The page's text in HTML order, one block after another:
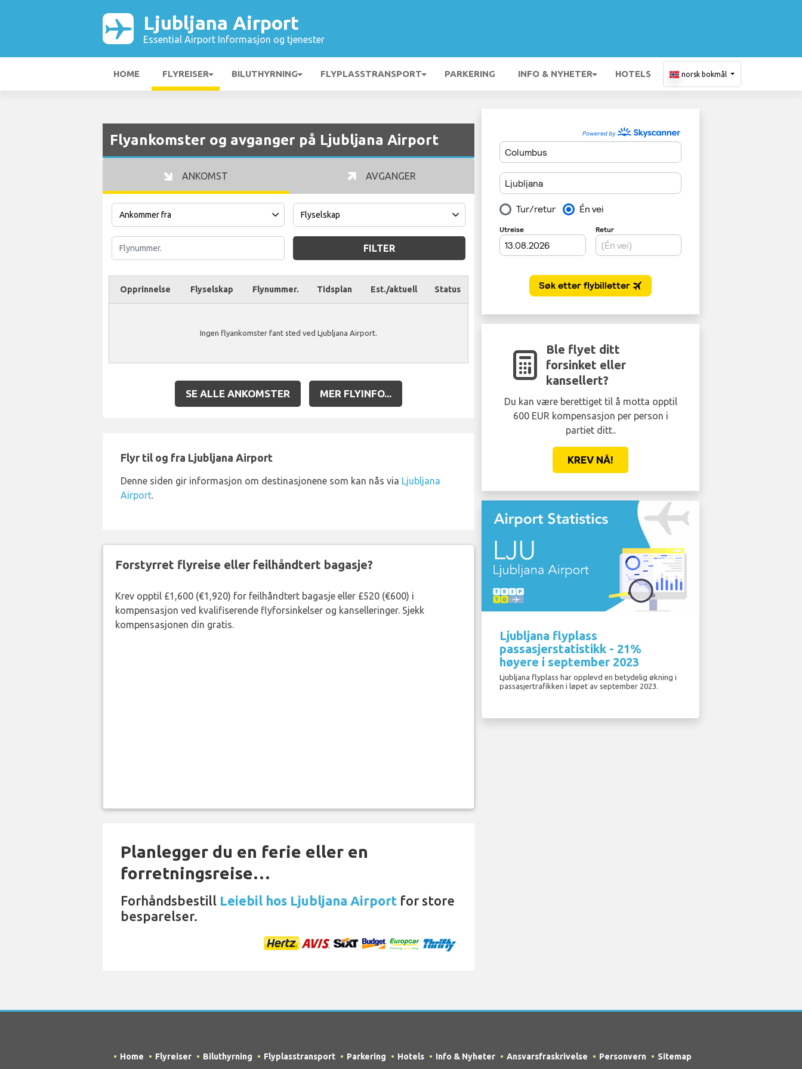
Ljubljana Airport
Essential Airport Informasjon og tjenester
HOME FLYREISER BILUTHYRNING FLYPLASSTRANSPORT PARKERING INFO & NYHETER HOTELS norsk bokmål
Flyankomster og avganger på Ljubljana Airport
ANKOMST AVGANGER
FILTER
Opprinnelse Flyselskap Flynummer. Tidsplan Est./aktuell Status
Ingen flyankomster fant sted ved Ljubljana Airport.
SE ALLE ANKOMSTER MER FLYINFO...
Flyr til og fra Ljubljana Airport
Denne siden gir informasjon om destinasjonene som kan nås via Ljubljana
Airport.
Forstyrret flyreise eller feilhåndtert bagasje?
Krev opptil £1,600 (€1,920) for feilhåndtert bagasje eller £520 (€600) i
kompensasjon ved kvalifiserende flyforsinkelser og kanselleringer. Sjekk
kompensasjonen din gratis.
Planlegger du en ferie eller en
forretningsreise…
Forhåndsbestill Leiebil hos Ljubljana Airport for store
besparelser.
Ble flyet ditt
forsinket eller
kansellert?
Du kan være berettiget til å motta opptil
600 EUR kompensasjon per person i
partiet ditt..
KREV NÅ!
Ljubljana flyplass
passasjerstatistikk - 21%
høyere i september 2023
Ljubljana flyplass har opplevd en betydelig økning i
passasjertrafikken i løpet av september 2023.
Home Flyreiser Biluthyrning Flyplasstransport Parkering Hotels Info & Nyheter Ansvarsfraskrivelse Personvern Sitemap